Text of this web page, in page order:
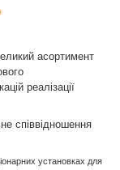
асортимент
реалізації
співвідношення
установках для